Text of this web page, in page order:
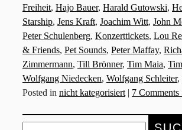
Freiheit, Hajo Bauer, Harald Gutowski,
Starship, Jens Kraft, Joachim Witt, John
Peter Schulenberg, Konzerttickets, Lou
& Friends, Pet Sounds, Peter Maffay,
Zimmermann, Till Brönner, Tim Maia,
Wolfgang Niedecken, Wolfgang Schleiter,
Posted in nicht kategorisiert| 7 Comments
Suche